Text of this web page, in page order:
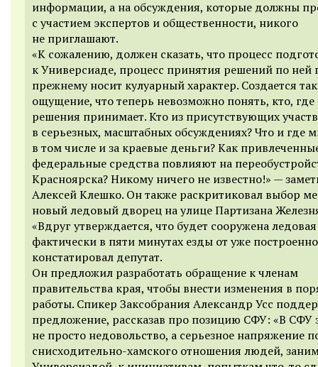
информации, а на обсуждения, которые должны
с участием экспертов и общественности, никого
не приглашают.
«К сожалению, должен сказать, что процесс
к Универсиаде, процесс принятия решений по ней
прежнему носит кулуарный характер. Создается
ощущение, что теперь невозможно понять, кто, где
решения принимает. Кто из присутствующих
в серьезных, масштабных обсуждениях? Что и где
в том числе и за краевые деньги? Как
федеральные средства повлияют на
Красноярска? Никому ничего не известно!» —
Алексей Клешко. Он также раскритиковал выбор
новый ледовый дворец на улице Партизана
«Вдруг утверждается, что будет сооружена
фактически в пяти минутах езды от уже
констатировал депутат.
Он предложил разработать обращение к членам
правительства края, чтобы внести изменения в
работы. Спикер Заксобрания Александр Усс
предложение, рассказав про позицию СФУ: «В СФУ
не просто недовольство, а серьезное напряжение
снисходительно-хамского отношения людей,